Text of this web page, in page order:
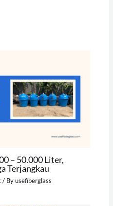
– 50.000 Liter,
Terjangkau
/ Byusefiberglass